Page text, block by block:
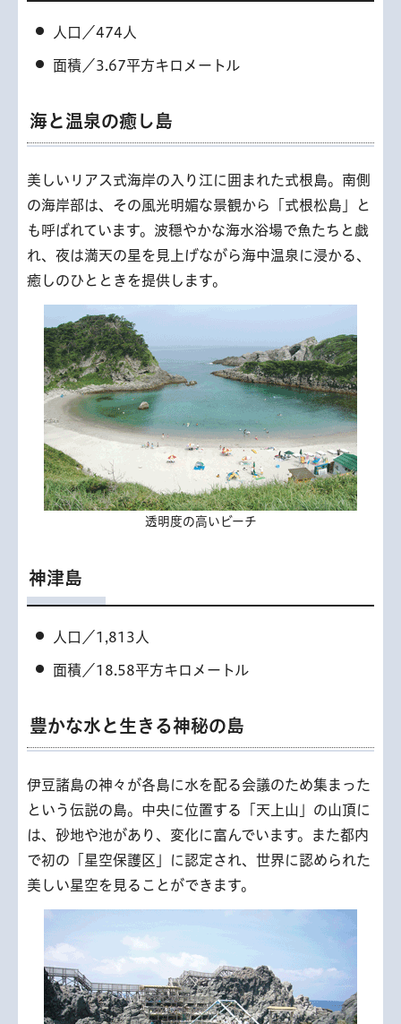
人口／474人
面積／3.67平方キロメートル
海と温泉の癒し島
美しいリアス式海岸の入り江に囲まれた式根島。南側
の海岸部は、その風光明媚な景観から「式根松島」と
も呼ばれています。波穏やかな海水浴場で魚たちと戯
れ、夜は満天の星を見上げながら海中温泉に浸かる、
癒しのひとときを提供します。
透明度の高いビーチ
神津島
人口／1,813人
面積／18.58平方キロメートル
豊かな水と生きる神秘の島
伊豆諸島の神々が各島に水を配る会議のため集まった
という伝説の島。中央に位置する「天上山」の山頂に
は、砂地や池があり、変化に富んでいます。また都内
で初の「星空保護区」に認定され、世界に認められた
美しい星空を見ることができます。